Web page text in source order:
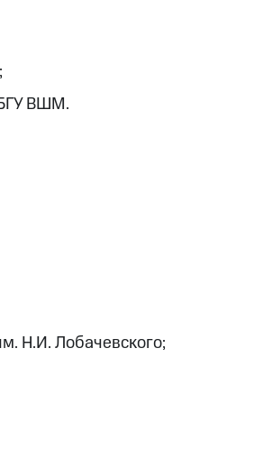
ВШМ.
Н.И. Лобачевского;